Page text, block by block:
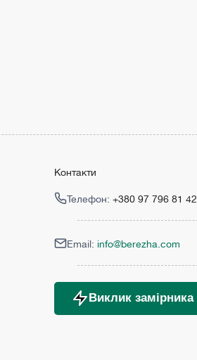
Контакти
Телефон: +380 97 796 81 42
Email: info@berezha.com
Виклик замірника